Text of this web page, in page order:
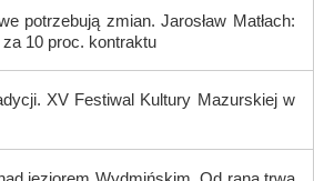
potrzebują zmian. Jarosław Matłach:
10 proc. kontraktu
XV Festiwal Kultury Mazurskiej w